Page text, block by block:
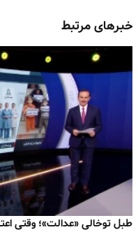
خبرهای مرتبط
طبل توخالی «عدالت»؛ وقتی